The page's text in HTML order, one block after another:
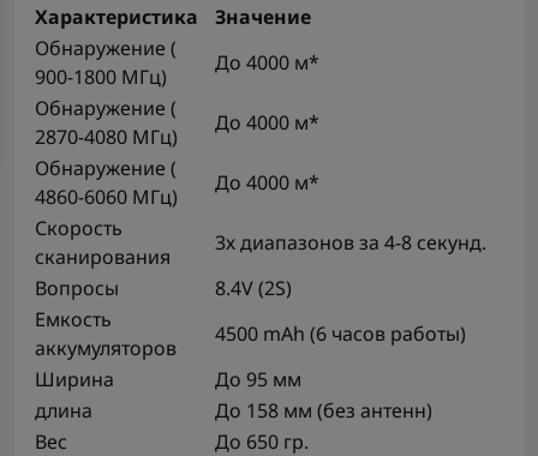
Характеристика
Значение
Обнаружение (
900-1800 МГц)
До 4000 м*
Обнаружение (
2870-4080 МГц)
До 4000 м*
Обнаружение (
4860-6060 МГц)
До 4000 м*
Скорость
сканирования
3х диапазонов за 4-8 секунд.
Вопросы
8.4V (2S)
Емкость
аккумуляторов
4500 mAh (6 часов работы)
Ширина
До 95 мм
длина
До 158 мм (без антенн)
Вес
До 650 гр.